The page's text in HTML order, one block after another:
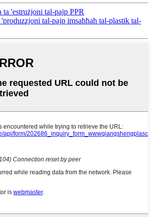
ta 'estrużjoni tal-pajp PPR
tal-pajp imsaħħaħ tal-plastik tal-